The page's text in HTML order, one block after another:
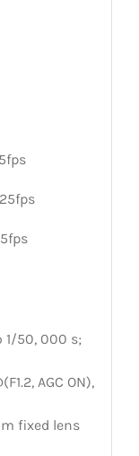
1/50, 000 s;
AGC ON),
fixed lens